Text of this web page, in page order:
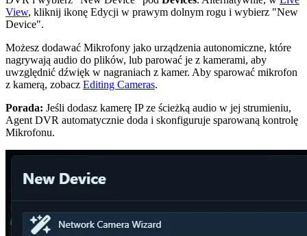
View, kliknij ikonę Edycji w prawym dolnym rogu i wybierz "New
Device".
Możesz dodawać Mikrofony jako urządzenia autonomiczne, które
nagrywają audio do plików, lub parować je z kamerami, aby
uwzględnić dźwięk w nagraniach z kamer. Aby sparować mikrofon
z kamerą, zobacz Editing Cameras.
Porada: Jeśli dodasz kamerę IP ze ścieżką audio w jej strumieniu,
Agent DVR automatycznie doda i skonfiguruje sparowaną kontrolę
Mikrofonu.